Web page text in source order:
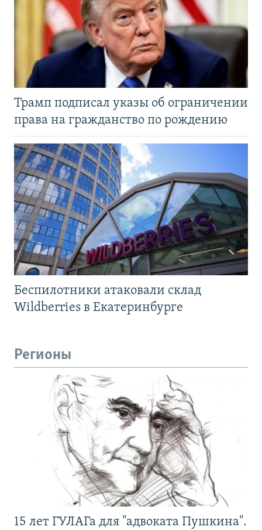
Трамп подписал указы об ограничении
права на гражданство по рождению
Беспилотники атаковали склад
Wildberries в Екатеринбурге
Регионы
15 лет ГУЛАГа для "адвоката Пушкина".